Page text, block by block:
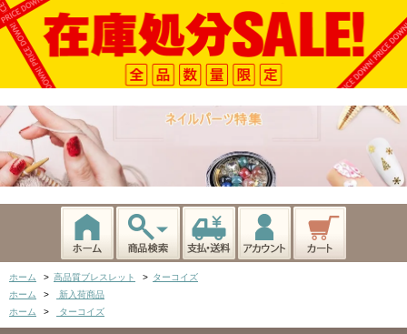
ホーム > 高品質ブレスレット > ターコイズ
ホーム
>
新入荷商品
ホーム
> ターコイズ